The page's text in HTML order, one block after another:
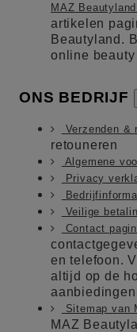
MAZ Beautyland
artikelen
Beautyland.
online
ONS BEDRIJF
Verzenden &
retouneren
Algemene
Privacy
Veilige
Contact
en telefoon.
altijd op de
Sitemap van
MAZ